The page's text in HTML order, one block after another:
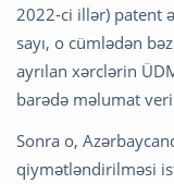
2022-ci illər) patent
sayı, o cümlədən
ayrılan xərclərin
barədə məlumat
Sonra o,
qiymətləndirilməsi